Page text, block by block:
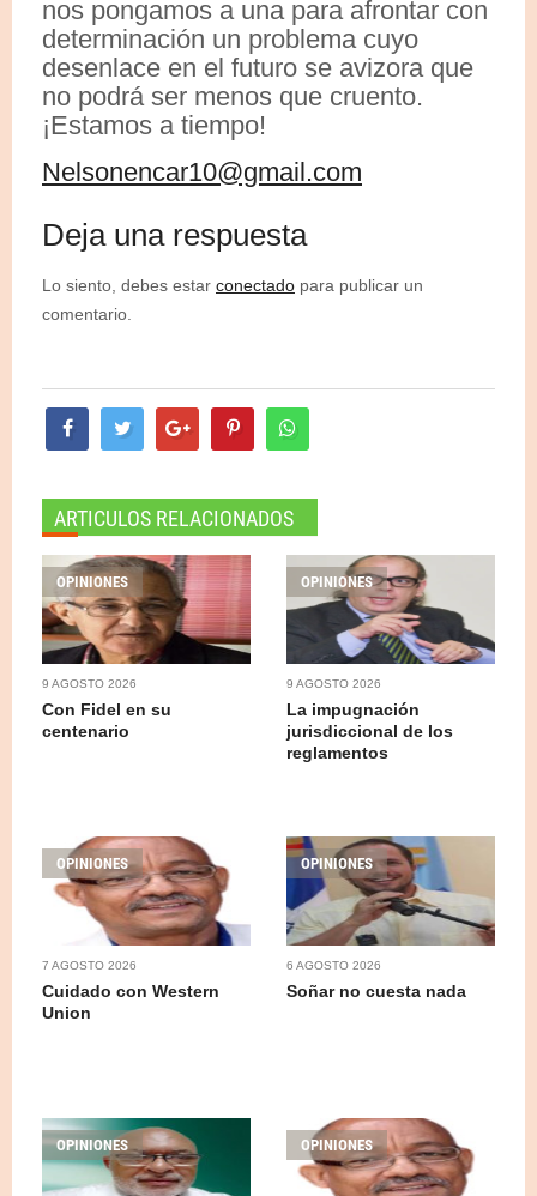
nos pongamos a una para afrontar con
determinación un problema cuyo
desenlace en el futuro se avizora que
no podrá ser menos que cruento.
¡Estamos a tiempo!
Nelsonencar10@gmail.com
Deja una respuesta
Lo siento, debes estar conectado para publicar un
comentario.
ARTICULOS RELACIONADOS
OPINIONES
9 AGOSTO 2026
Con Fidel en su
centenario
OPINIONES
9 AGOSTO 2026
La impugnación
jurisdiccional de los
reglamentos
OPINIONES
7 AGOSTO 2026
Cuidado con Western
Union
OPINIONES
6 AGOSTO 2026
Soñar no cuesta nada
OPINIONES OPINIONES